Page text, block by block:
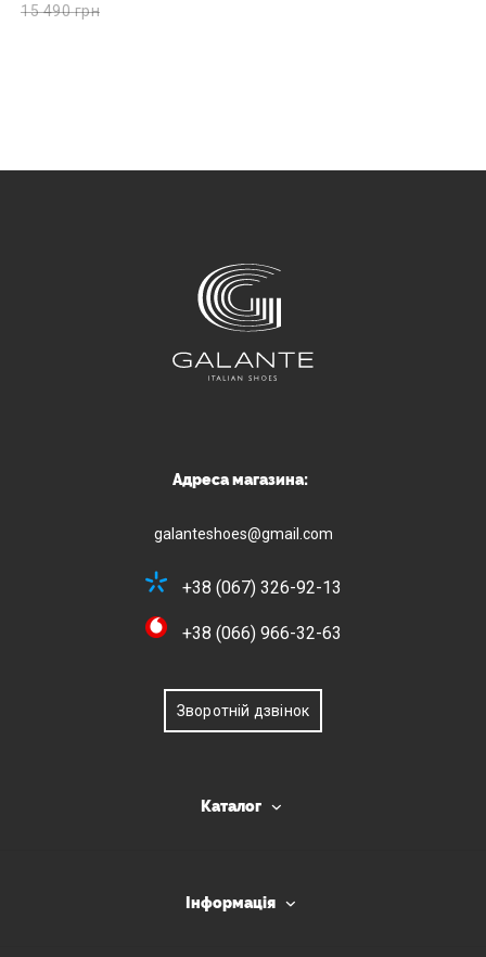
15 490грн
Адреса магазина:
galanteshoes@gmail.com
+38 (067) 326-92-13
+38 (066) 966-32-63
Зворотній дзвінок
Каталог
Інформація